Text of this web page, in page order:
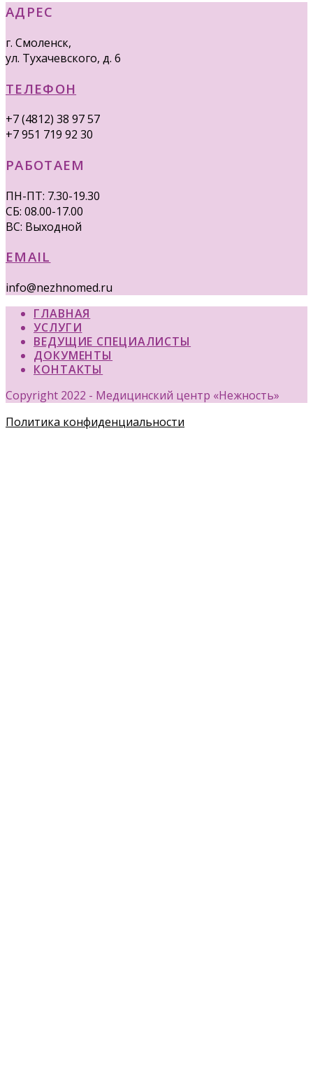
АДРЕС
г. Смоленск,
ул. Тухачевского, д. 6
ТЕЛЕФОН
+7 (4812) 38 97 57
+7 951 719 92 30
РАБОТАЕМ
ПН-ПТ: 7.30-19.30
СБ: 08.00-17.00
ВС: Выходной
EMAIL
info@nezhnomed.ru
ГЛАВНАЯ
УСЛУГИ
ВЕДУЩИЕ СПЕЦИАЛИСТЫ
ДОКУМЕНТЫ
КОНТАКТЫ
Copyright 2022 - Медицинский центр «Нежность»
Политика конфиденциальности